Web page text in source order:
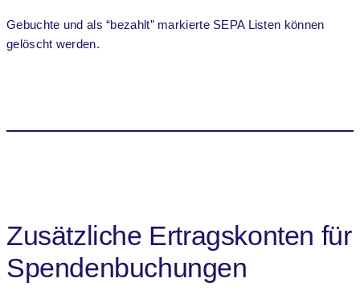
Gebuchte und als “bezahlt” markierte SEPA Listen können
gelöscht werden.
Zusätzliche Ertragskonten für
Spendenbuchungen